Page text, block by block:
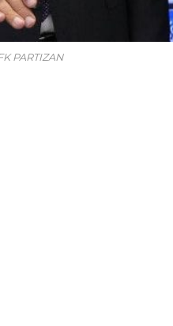
PARTIZAN